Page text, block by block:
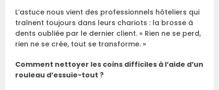
L’astuce nous vient des professionnels hôteliers qui
traînent toujours dans leurs chariots : la brosse à
dents oubliée par le dernier client. « Rien ne se perd,
rien ne se crée, tout se transforme. »
Comment nettoyer les coins difficiles à l’aide d’un
rouleau d’essuie-tout ?